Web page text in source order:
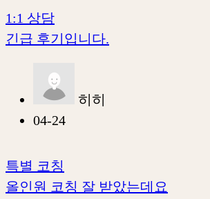
1:1 상담
긴급 후기입니다.
히히
04-24
특별 코칭
올인원 코칭 잘 받았는데요